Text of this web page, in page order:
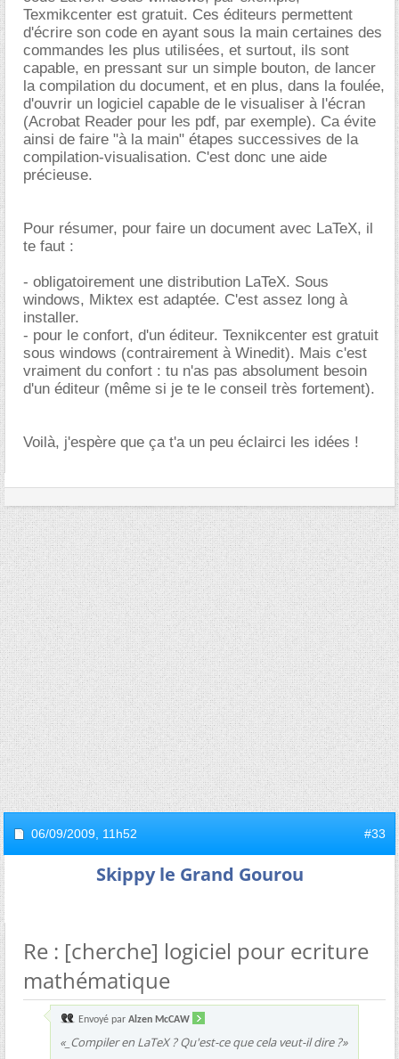
Texmikcenter est gratuit. Ces éditeurs permettent
d'écrire son code en ayant sous la main certaines des
commandes les plus utilisées, et surtout, ils sont
capable, en pressant sur un simple bouton, de lancer
la compilation du document, et en plus, dans la foulée,
d'ouvrir un logiciel capable de le visualiser à l'écran
(Acrobat Reader pour les pdf, par exemple). Ca évite
ainsi de faire "à la main" étapes successives de la
compilation-visualisation. C'est donc une aide
précieuse.
Pour résumer, pour faire un document avec LaTeX, il
te faut :
- obligatoirement une distribution LaTeX. Sous
windows, Miktex est adaptée. C'est assez long à
installer.
- pour le confort, d'un éditeur. Texnikcenter est gratuit
sous windows (contrairement à Winedit). Mais c'est
vraiment du confort : tu n'as pas absolument besoin
d'un éditeur (même si je te le conseil très fortement).
Voilà, j'espère que ça t'a un peu éclairci les idées !
06/09/2009, 11h52 #33
Skippy le Grand Gourou
Re : [cherche] logiciel pour ecriture
mathématique
Envoyé par Alzen McCAW
«_Compiler en LaTeX ? Qu'est-ce que cela veut-il dire ?»